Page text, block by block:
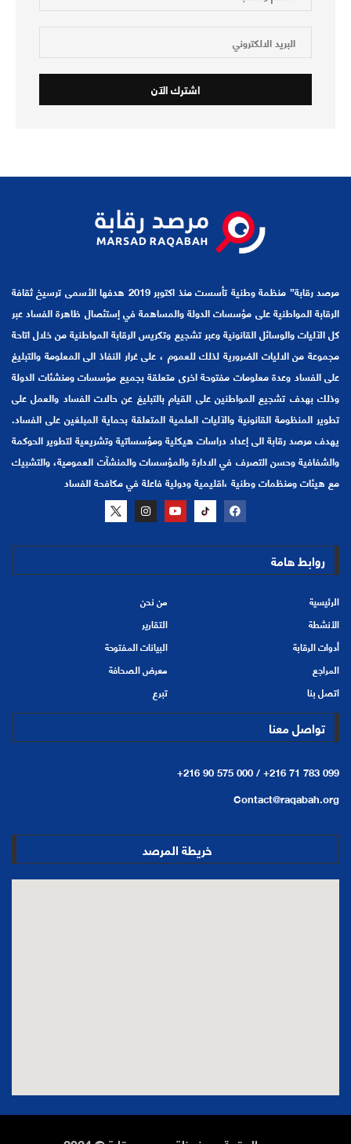
مرصد رقابة” منظمة وطنية تأسست منذ اكتوبر 2019 هدفها الأسمى ترسيخ ثقافة
الرقابة المواطنية على مؤسسات الدولة والمساهمة في إستئصال ظاهرة الفساد عبر
كل الآليات والوسائل القانونية وعبر تشجيع وتكريس الرقابة المواطنية من خلال اتاحة
مجموعة من الاليات الضرورية لذلك للعموم ، على غرار النفاذ الى المعلومة والتبليغ
على الفساد وعدة معلومات مفتوحة اخرى متعلقة بجميع مؤسسات ومنشئات الدولة
وذلك بهدف تشجيع المواطنين على القيام بالتبليغ عن حالات الفساد والعمل على
تطوير المنظومة القانونية والآليات العلمية المتعلقة بحماية المبلغين على الفساد.
يهدف مرصد رقابة الى إعداد دراسات هيكلية ومؤسساتية وتشريعية لتطوير الحوكمة
والشفافية وحسن التصرف في الادارة والمؤسسات والمنشآت العمومية، والتشبيك
مع هيئات ومنظمات وطنية ،اقليمية ودولية فاعلة في مكافحة الفساد
روابط هامة
الرئيسية
من نحن
الأنشطة
التقارير
أدوات الرقابة
البيانات المفتوحة
المراجع
معرض الصحافة
اتصل بنا
تبرع
تواصل معنا
+216 90 575 000 /+216 71 783 099
Contact@raqabah.org
خريطة المرصد